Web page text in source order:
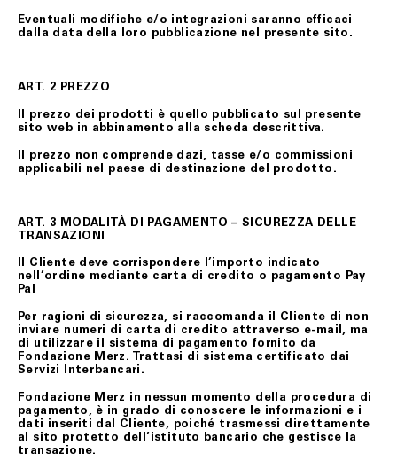
Eventuali modifiche e/o integrazioni saranno efficaci
dalla data della loro pubblicazione nel presente sito.
ART. 2 PREZZO
Il prezzo dei prodotti è quello pubblicato sul presente
sito web in abbinamento alla scheda descrittiva.
Il prezzo non comprende dazi, tasse e/o commissioni
applicabili nel paese di destinazione del prodotto.
ART. 3 MODALITÀ DI PAGAMENTO – SICUREZZA DELLE
TRANSAZIONI
Il Cliente deve corrispondere l’importo indicato
nell’ordine mediante carta di credito o pagamento Pay
Pal
Per ragioni di sicurezza, si raccomanda il Cliente di non
inviare numeri di carta di credito attraverso e-mail, ma
di utilizzare il sistema di pagamento fornito da
Fondazione Merz. Trattasi di sistema certificato dai
Servizi Interbancari.
Fondazione Merz in nessun momento della procedura di
pagamento, è in grado di conoscere le informazioni e i
dati inseriti dal Cliente, poiché trasmessi direttamente
al sito protetto dell’istituto bancario che gestisce la
transazione.